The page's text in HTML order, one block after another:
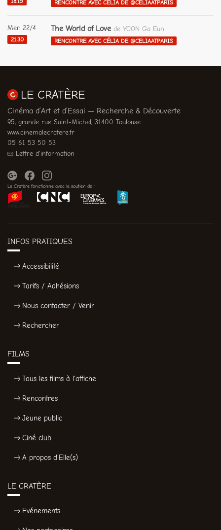
RENCONTRE AVEC CÉLIA DE @CELIAATPARIS
Mer. 22/4
21:30
The World of Love de YOON Ga Eun
RENCONTRE AVEC CÉLIA DE @CELIAATPARIS
LE CRATÈRE
Cinéma d’Art et d’Essai — Recherche & Découverte
95, grande rue Saint-Michel, 31400 Toulouse
www.cinemalecratere.fr
05 61 53 50 53
Lettre d'information
Le Cratère fonctionne avec le soutien de :
INFOS PRATIQUES
Accessibilité
Tarifs / Adhésions
Nous contacter / Venir
Rechercher
FILMS
Tous les films à l'affiche
Rencontres
Jeune public
Ciné club
A propos d'Elle(s)
LE CRATÈRE
Evénements